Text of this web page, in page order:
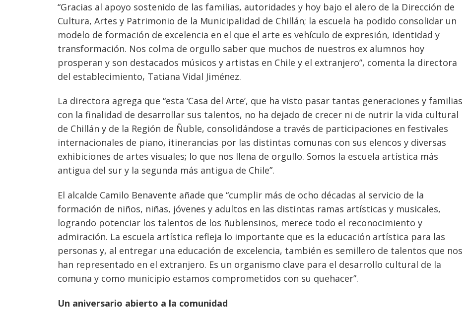
“Gracias al apoyo sostenido de las familias, autoridades y hoy bajo el alero de la Dirección de
Cultura, Artes y Patrimonio de la Municipalidad de Chillán; la escuela ha podido consolidar un
modelo de formación de excelencia en el que el arte es vehículo de expresión, identidad y
transformación. Nos colma de orgullo saber que muchos de nuestros ex alumnos hoy
prosperan y son destacados músicos y artistas en Chile y el extranjero”, comenta la directora
del establecimiento, Tatiana Vidal Jiménez.
La directora agrega que “esta ‘Casa del Arte’, que ha visto pasar tantas generaciones y familias
con la finalidad de desarrollar sus talentos, no ha dejado de crecer ni de nutrir la vida cultural
de Chillán y de la Región de Ñuble, consolidándose a través de participaciones en festivales
internacionales de piano, itinerancias por las distintas comunas con sus elencos y diversas
exhibiciones de artes visuales; lo que nos llena de orgullo. Somos la escuela artística más
antigua del sur y la segunda más antigua de Chile”.
El alcalde Camilo Benavente añade que “cumplir más de ocho décadas al servicio de la
formación de niños, niñas, jóvenes y adultos en las distintas ramas artísticas y musicales,
logrando potenciar los talentos de los ñublensinos, merece todo el reconocimiento y
admiración. La escuela artística refleja lo importante que es la educación artística para las
personas y, al entregar una educación de excelencia, también es semillero de talentos que nos
han representado en el extranjero. Es un organismo clave para el desarrollo cultural de la
comuna y como municipio estamos comprometidos con su quehacer”.
Un aniversario abierto a la comunidad